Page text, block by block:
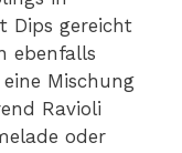
Dips gereicht
ebenfalls
Mischung
Ravioli
oder